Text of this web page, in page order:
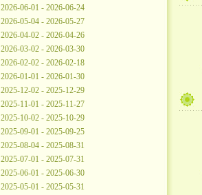
2026-06-01 - 2026-06-24
2026-05-04 - 2026-05-27
2026-04-02 - 2026-04-26
2026-03-02 - 2026-03-30
2026-02-02 - 2026-02-18
2026-01-01 - 2026-01-30
2025-12-02 - 2025-12-29
2025-11-01 - 2025-11-27
2025-10-02 - 2025-10-29
2025-09-01 - 2025-09-25
2025-08-04 - 2025-08-31
2025-07-01 - 2025-07-31
2025-06-01 - 2025-06-30
2025-05-01 - 2025-05-31